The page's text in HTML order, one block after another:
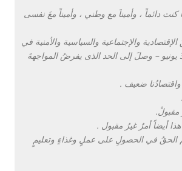
دائماً ، وأميناَ مع وطني ، وأميناً معَ نفسى
والإجتماعية والسياسية والأمنية في
مصر ، سواء ما كانَ قبلَ ثورةِ 25 يناير ، أو ما تفاقمَ بعدَها حتى ثورةِ 30 يونيو – وصلَ إلى الحد الذى يفرضُ المواجهةَ
ضعيف .
مقبولْ.
أيضاً أمرٌ غيرُ مقبول .
الحقُ في الحصولِ على عملٍ وغذاءٍ وتعليمٍ